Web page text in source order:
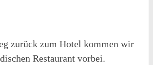
zurück zum Hotel kommen wir
Restaurant vorbei.